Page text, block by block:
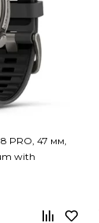
PRO, 47 мм,
with